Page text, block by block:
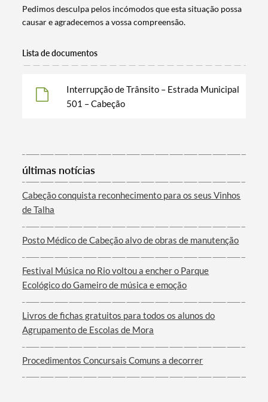
Termo de Pesquisa
Filtros
Pedimos desculpa pelos incómodos que esta situação possa
causar e agradecemos a vossa compreensão.
Lista de documentos
Interrupção de Trânsito – Estrada Municipal
501 – Cabeção
últimas notícias
Cabeção conquista reconhecimento para os seus Vinhos
de Talha
Posto Médico de Cabeção alvo de obras de manutenção
Festival Música no Rio voltou a encher o Parque
Ecológico do Gameiro de música e emoção
Livros de fichas gratuitos para todos os alunos do
Agrupamento de Escolas de Mora
Procedimentos Concursais Comuns a decorrer